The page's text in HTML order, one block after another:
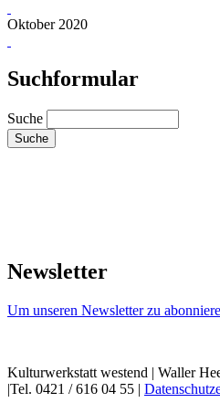
Oktober 2020
Suchformular
Suche
Newsletter
Um unseren Newsletter zu
Kulturwerkstatt westend | Waller
|Tel. 0421 / 616 04 55 |